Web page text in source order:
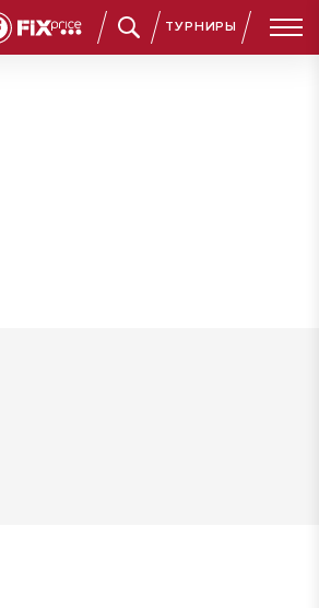
ТУРНИРЫ